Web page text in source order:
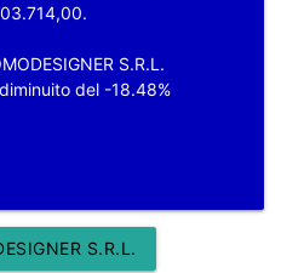
S.R.L.
del -18.48%
S.R.L.